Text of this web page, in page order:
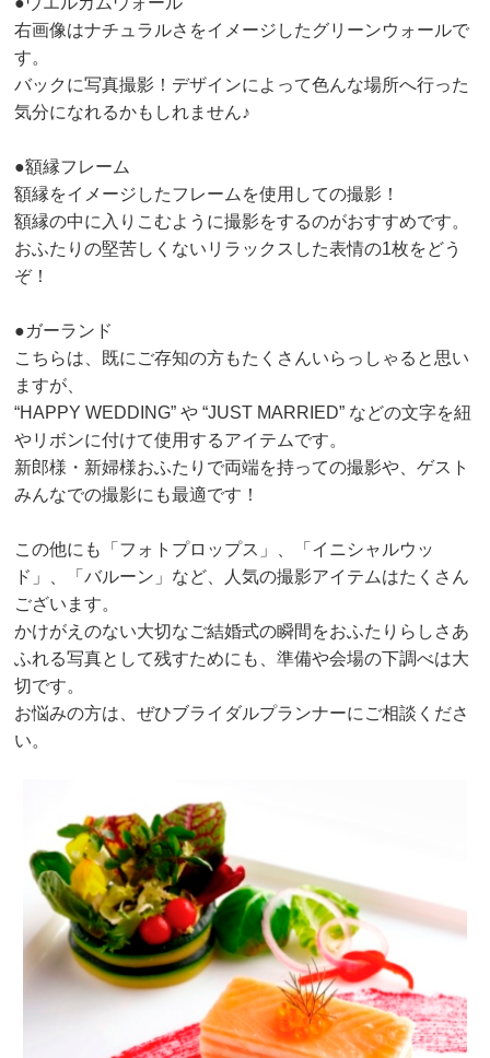
右画像はナチュラルさをイメージしたグリーンウォールで
す。
バックに写真撮影！デザインによって色んな場所へ行った
気分になれるかもしれません♪
●額縁フレーム
額縁をイメージしたフレームを使用しての撮影！
額縁の中に入りこむように撮影をするのがおすすめです。
おふたりの堅苦しくないリラックスした表情の1枚をどう
ぞ！
●ガーランド
こちらは、既にご存知の方もたくさんいらっしゃると思い
ますが、
“HAPPY WEDDING” や “JUST MARRIED” などの文字を紐
やリボンに付けて使用するアイテムです。
新郎様・新婦様おふたりで両端を持っての撮影や、ゲスト
みんなでの撮影にも最適です！
この他にも「フォトプロップス」、「イニシャルウッ
ド」、「バルーン」など、人気の撮影アイテムはたくさん
ございます。
かけがえのない大切なご結婚式の瞬間をおふたりらしさあ
ふれる写真として残すためにも、準備や会場の下調べは大
切です。
お悩みの方は、ぜひブライダルプランナーにご相談くださ
い。